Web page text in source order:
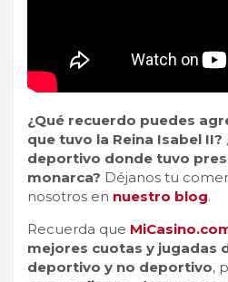
¿Qué recuerdo puedes
que tuvo la Reina Isabel
deportivo donde tuvo
monarca? Déjanos tu
nosotros en nuestro blog.
Recuerda que
mejores cuotas y jugadas
deportivo y no deportivo,